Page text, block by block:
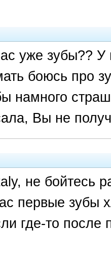
уже зубы??
боюсь про
намного
Вы не
не бойтесь
первые зубы
где-то после